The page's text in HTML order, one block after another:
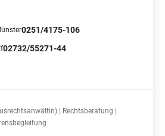
0251/4175-106
02732/55271-44
| Rechtsberatung |